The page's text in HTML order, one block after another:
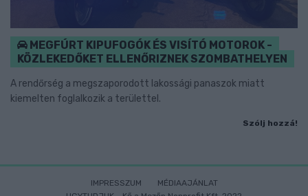
MEGFÚRT KIPUFOGÓK ÉS VISÍTÓ MOTOROK -
KÖZLEKEDŐKET ELLENŐRIZNEK SZOMBATHELYEN
A rendőrség a megszaporodott lakossági panaszok miatt
kiemelten foglalkozik a területtel.
Szólj hozzá!
IMPRESSZUM
MÉDIAAJÁNLAT